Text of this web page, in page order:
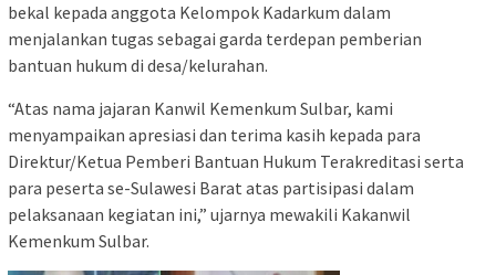
bekal kepada anggota Kelompok Kadarkum dalam
menjalankan tugas sebagai garda terdepan pemberian
bantuan hukum di desa/kelurahan.
“Atas nama jajaran Kanwil Kemenkum Sulbar, kami
menyampaikan apresiasi dan terima kasih kepada para
Direktur/Ketua Pemberi Bantuan Hukum Terakreditasi serta
para peserta se-Sulawesi Barat atas partisipasi dalam
pelaksanaan kegiatan ini,” ujarnya mewakili Kakanwil
Kemenkum Sulbar.